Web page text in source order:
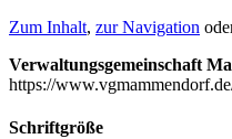
Zum Inhalt, zur Navigation
Verwaltungsgemeinschaft
https://
Schriftgröße